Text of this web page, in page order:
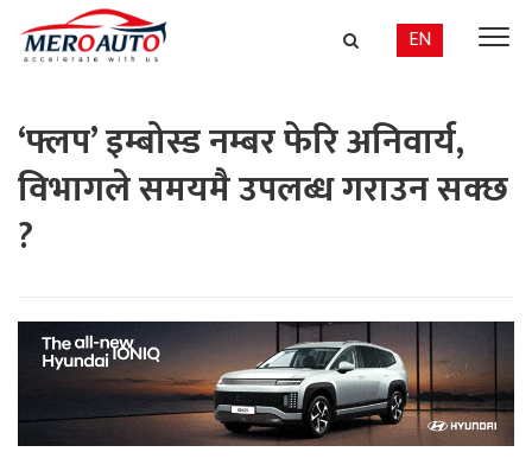
EN
‘फ्लप’ इम्बोस्ड नम्बर फेरि अनिवार्य,
विभागले समयमै उपलब्ध गराउन सक्छ
?